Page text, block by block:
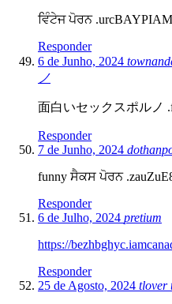
ਵਿੰਟੇਜ ਪੋਰਨ
Responder
6 de Junho, 2024
ノ
面白いセックスポルノ
Responder
7 de Junho, 2024
funny ਸੈਕਸ ਪੋਰਨ
Responder
6 de Julho, 2024 pretium
https://
Responder
25 de Agosto, 2024 tlover